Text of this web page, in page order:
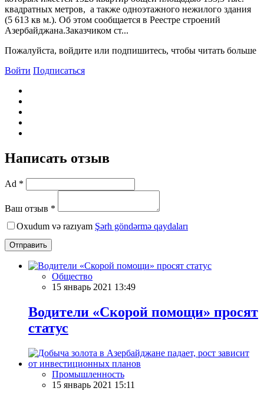
квадратных метров, а также одноэтажного нежилого здания
(5 613 кв м.). Об этом сообщается в Реестре строений
Азербайджана.Заказчиком ст...
Пожалуйста, войдите или подпишитесь, чтобы читать больше
Войти Подписаться
Написать отзыв
Ad *
Ваш отзыв *
Oxudum və razıyam Şərh göndərmə qaydaları
Отправить
Общество
15 январь 2021 13:49
Водители «Скорой помощи» просят
статус
Промышленность
15 январь 2021 15:11